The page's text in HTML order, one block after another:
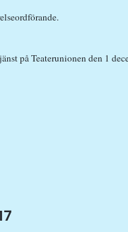
på Teaterunionen den 1